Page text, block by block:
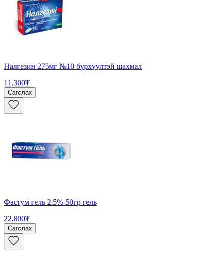
Налгезин 275мг №10 бүрхүүлтэй шахмал
11,300₮
Сагслах
Фастум гель 2.5%-50гр гель
22,800₮
Сагслах